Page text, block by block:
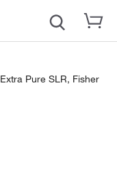
Pure SLR, Fisher